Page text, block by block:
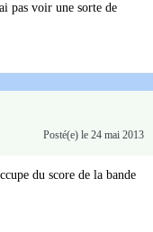
pas voir une sorte de
Posté(e) le 24 mai 2013
du score de la bande